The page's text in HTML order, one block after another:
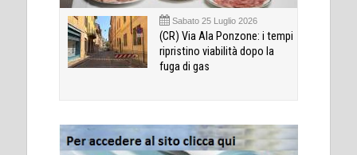
Sabato 25 Luglio 2026
(CR) Via Ala Ponzone: i tempi
ripristino viabilità dopo la
fuga di gas